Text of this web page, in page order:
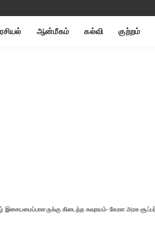
ஆன்மீகம் கல்வி குற்றம்
இசையமைப்பாளருக்கு கிடைத்த கவுரவம்- கேரள அரசு சூப்பர்